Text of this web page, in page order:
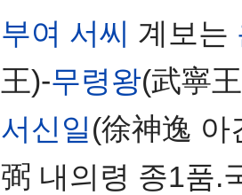
부여 서씨 계보는
王)-무령왕(武寧
서신일(徐神逸 아
弼 내의령 종1품.